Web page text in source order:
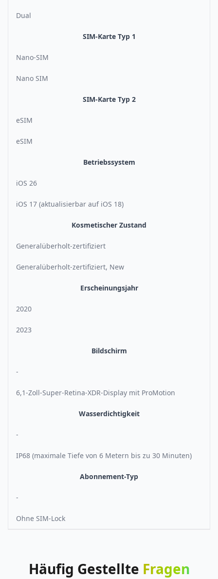
Dual
SIM-Karte Typ 1
Nano-SIM
Nano SIM
SIM-Karte Typ 2
eSIM
eSIM
Betriebssystem
iOS 26
iOS 17 (aktualisierbar auf iOS 18)
Kosmetischer Zustand
Generalüberholt-zertifiziert
Generalüberholt-zertifiziert, New
Erscheinungsjahr
2020
2023
Bildschirm
-
6,1-Zoll-Super-Retina-XDR-Display mit ProMotion
Wasserdichtigkeit
-
IP68 (maximale Tiefe von 6 Metern bis zu 30 Minuten)
Abonnement-Typ
-
Ohne SIM-Lock
Häufig Gestellte Fragen